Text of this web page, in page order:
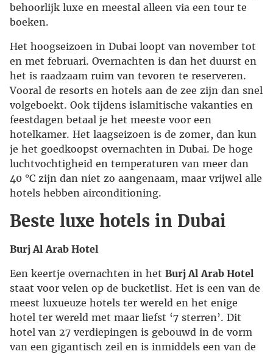
behoorlijk luxe en meestal alleen via een tour te
boeken.
Het hoogseizoen in Dubai loopt van november tot
en met februari. Overnachten is dan het duurst en
het is raadzaam ruim van tevoren te reserveren.
Vooral de resorts en hotels aan de zee zijn dan snel
volgeboekt. Ook tijdens islamitische vakanties en
feestdagen betaal je het meeste voor een
hotelkamer. Het laagseizoen is de zomer, dan kun
je het goedkoopst overnachten in Dubai. De hoge
luchtvochtigheid en temperaturen van meer dan
40 °C zijn dan niet zo aangenaam, maar vrijwel alle
hotels hebben airconditioning.
Beste luxe hotels in Dubai
Burj Al Arab Hotel
Een keertje overnachten in het Burj Al Arab Hotel
staat voor velen op de bucketlist. Het is een van de
meest luxueuze hotels ter wereld en het enige
hotel ter wereld met maar liefst ‘7 sterren’. Dit
hotel van 27 verdiepingen is gebouwd in de vorm
van een gigantisch zeil en is inmiddels een van de